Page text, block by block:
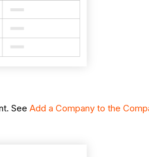
SeeAdd a Company to the